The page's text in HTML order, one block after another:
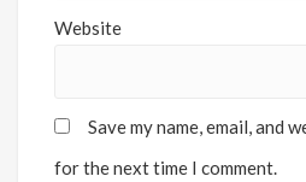
Website
Save my name, email, and
for the next time I comment.